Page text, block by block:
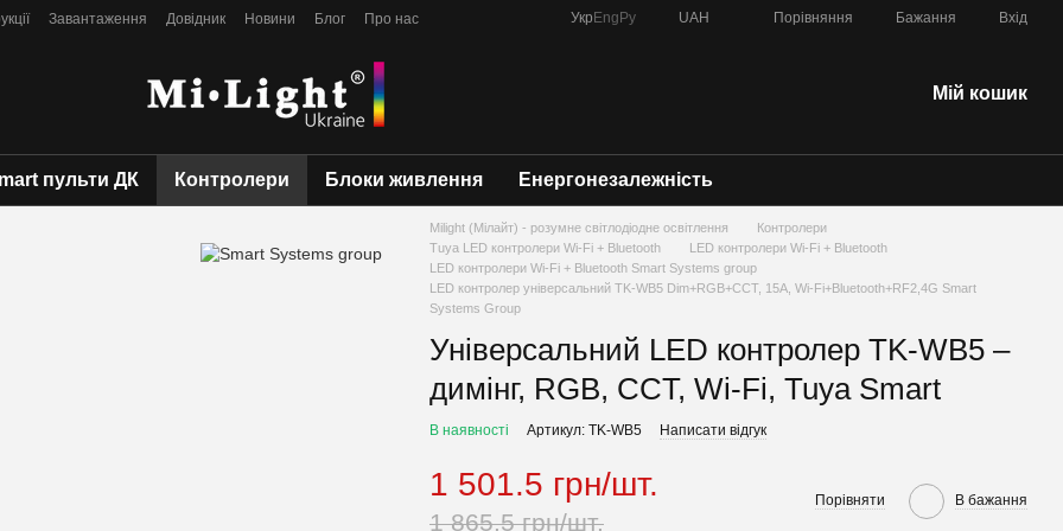
Завантаження Довідник Новини Блог
Про нас
Укр Eng Ру UAH Порівняння Бажання Вхід
Мій кошик
пульти ДК Контролери Блоки живлення Енергонезалежність
Milight (Мілайт) - розумне світлодіодне освітлення
Контролери
Tuya LED контролери Wi-Fi + Bluetooth
LED контролери Wi-Fi + Bluetooth
LED контролери Wi-Fi + Bluetooth Smart Systems group
LED контролер універсальний TK-WB5 Dim+RGB+CCT, 15A, Wi-Fi+Bluetooth+RF2,4G Smart
Systems Group
Універсальний LED контролер TK-WB5 –
димінг, RGB, CCT, Wi-Fi, Tuya Smart
В наявності Артикул: TK-WB5 Написати відгук
1 501.5 грн/шт.
1 865.5 грн/шт.
Порівняти В бажання